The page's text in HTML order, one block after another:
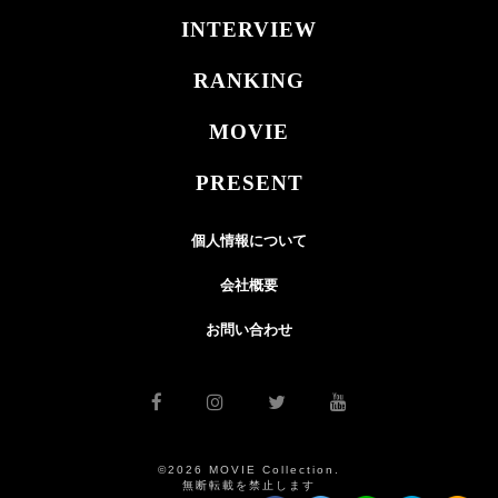
INTERVIEW
RANKING
MOVIE
PRESENT
個人情報について
会社概要
お問い合わせ
©2026 MOVIE Collection.
無断転載を禁止します